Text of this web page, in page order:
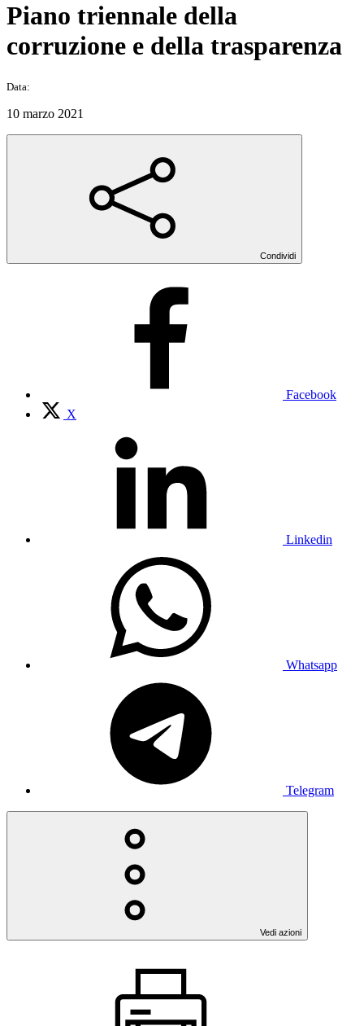
Piano triennale della
corruzione e della trasparenza
Data:
10 marzo 2021
Condividi
Facebook
X
Linkedin
Whatsapp
Telegram
Vedi azioni